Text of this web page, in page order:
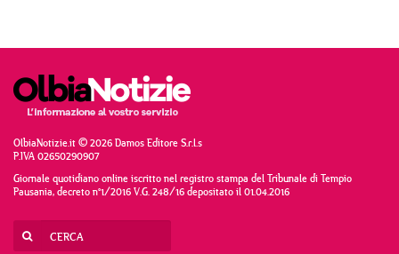
OlbiaNotizie.it © 2026 Damos Editore S.r.l.s
P.IVA 02650290907
Giornale quotidiano online iscritto nel registro stampa del Tribunale di Tempio
Pausania, decreto n°1/2016 V.G. 248/16 depositato il 01.04.2016